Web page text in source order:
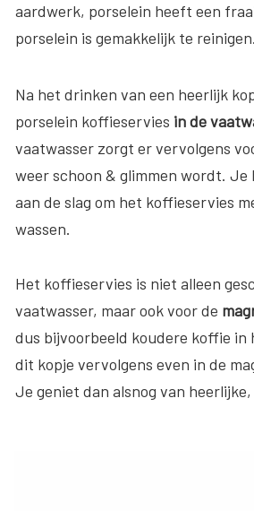
aardwerk, porselein heeft een
porselein is gemakkelijk te reinigen.
Na het drinken van een heerlijk
porselein koffieservies in de
vaatwasser zorgt er vervolgens
weer schoon & glimmen wordt.
aan de slag om het koffieservies
wassen.
Het koffieservies is niet alleen
vaatwasser, maar ook voor de
dus bijvoorbeeld koudere koffie in
dit kopje vervolgens even in de
Je geniet dan alsnog van